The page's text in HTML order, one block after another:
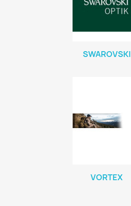
SWAROVSKI
VORTEX